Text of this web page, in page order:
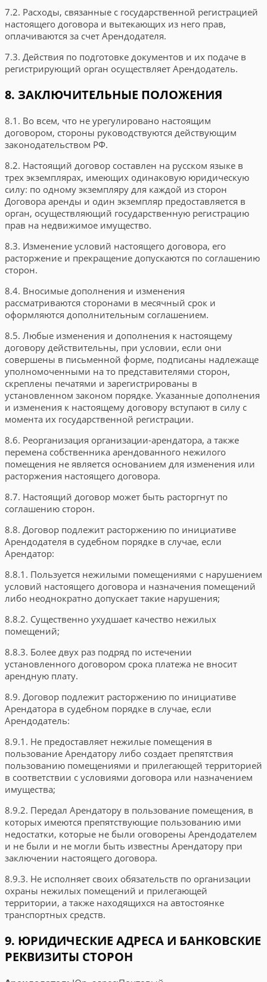
7.2. Расходы, связанные с государственной регистрацией
настоящего договора и вытекающих из него прав,
оплачиваются за счет Арендодателя.
7.3. Действия по подготовке документов и их подаче в
регистрирующий орган осуществляет Арендодатель.
8. ЗАКЛЮЧИТЕЛЬНЫЕ ПОЛОЖЕНИЯ
8.1. Во всем, что не урегулировано настоящим
договором, стороны руководствуются действующим
законодательством РФ.
8.2. Настоящий договор составлен на русском языке в
трех экземплярах, имеющих одинаковую юридическую
силу: по одному экземпляру для каждой из сторон
Договора аренды и один экземпляр предоставляется в
орган, осуществляющий государственную регистрацию
прав на недвижимое имущество.
8.3. Изменение условий настоящего договора, его
расторжение и прекращение допускаются по соглашению
сторон.
8.4. Вносимые дополнения и изменения
рассматриваются сторонами в месячный срок и
оформляются дополнительным соглашением.
8.5. Любые изменения и дополнения к настоящему
договору действительны, при условии, если они
совершены в письменной форме, подписаны надлежаще
уполномоченными на то представителями сторон,
скреплены печатями и зарегистрированы в
установленном законом порядке. Указанные дополнения
и изменения к настоящему договору вступают в силу с
момента их государственной регистрации.
8.6. Реорганизация организации-арендатора, а также
перемена собственника арендованного нежилого
помещения не является основанием для изменения или
расторжения настоящего договора.
8.7. Настоящий договор может быть расторгнут по
соглашению сторон.
8.8. Договор подлежит расторжению по инициативе
Арендодателя в судебном порядке в случае, если
Арендатор:
8.8.1. Пользуется нежилыми помещениями с нарушением
условий настоящего договора и назначения помещений
либо неоднократно допускает такие нарушения;
8.8.2. Существенно ухудшает качество нежилых
помещений;
8.8.3. Более двух раз подряд по истечении
установленного договором срока платежа не вносит
арендную плату.
8.9. Договор подлежит расторжению по инициативе
Арендатора в судебном порядке в случае, если
Арендодатель:
8.9.1. Не предоставляет нежилые помещения в
пользование Арендатору либо создает препятствия
пользованию помещениями и прилегающей территорией
в соответствии с условиями договора или назначением
имущества;
8.9.2. Передал Арендатору в пользование помещения, в
которых имеются препятствующие пользованию ими
недостатки, которые не были оговорены Арендодателем
и не были и не могли быть известны Арендатору при
заключении настоящего договора.
8.9.3. Не исполняет своих обязательств по организации
охраны нежилых помещений и прилегающей
территории, а также находящихся на автостоянке
транспортных средств.
9. ЮРИДИЧЕСКИЕ АДРЕСА И БАНКОВСКИЕ
РЕКВИЗИТЫ СТОРОН